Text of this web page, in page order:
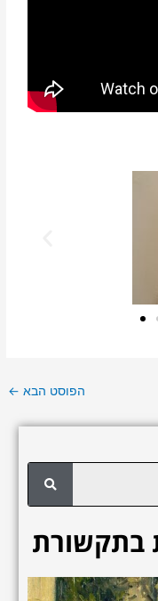
הפוסט הבא ←
בתקשורת